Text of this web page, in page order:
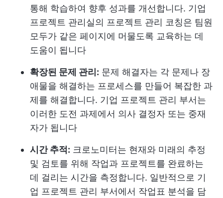
통해 학습하여 향후 성과를 개선합니다. 기업
프로젝트 관리실의 프로젝트 관리 코칭은 팀원
모두가 같은 페이지에 머물도록 교육하는 데
도움이 됩니다
확장된 문제 관리: 문제 해결자는 각 문제나 장
애물을 해결하는 프로세스를 만들어 복잡한 과
제를 해결합니다. 기업 프로젝트 관리 부서는
이러한 도전 과제에서 의사 결정자 또는 중재
자가 됩니다
시간 추적: 크로노미터는 현재와 미래의 추정
및 검토를 위해 작업과 프로젝트를 완료하는
데 걸리는 시간을 측정합니다. 일반적으로 기
업 프로젝트 관리 부서에서 작업표 분석을 담